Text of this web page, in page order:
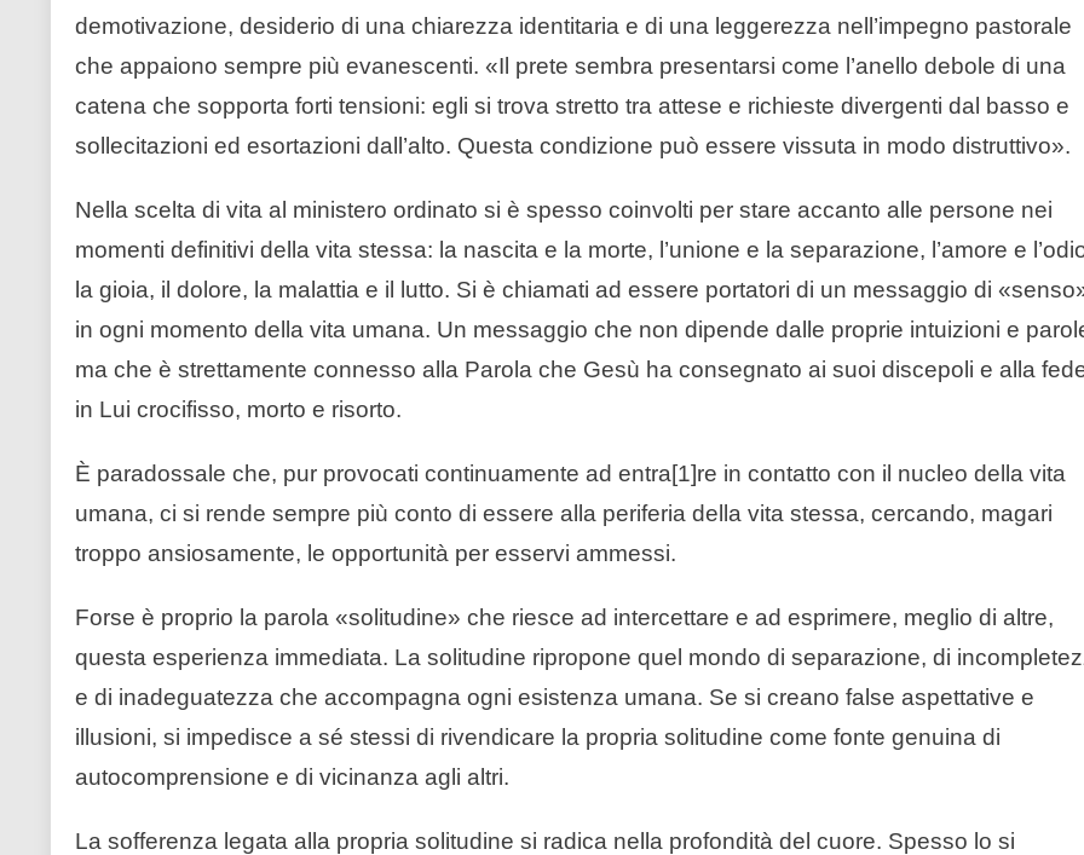
demotivazione, desiderio di una chiarezza identitaria e di una leggerezza nell’impegno pastorale
che appaiono sempre più evanescenti. «Il prete sembra presentarsi come l’anello debole di una
catena che sopporta forti tensioni: egli si trova stretto tra attese e richieste divergenti dal basso e
sollecitazioni ed esortazioni dall’alto. Questa condizione può essere vissuta in modo distruttivo».
Nella scelta di vita al ministero ordinato si è spesso coinvolti per stare accanto alle persone nei
momenti definitivi della vita stessa: la nascita e la morte, l’unione e la separazione, l’amore e
la gioia, il dolore, la malattia e il lutto. Si è chiamati ad essere portatori di un messaggio di
in ogni momento della vita umana. Un messaggio che non dipende dalle proprie intuizioni e
ma che è strettamente connesso alla Parola che Gesù ha consegnato ai suoi discepoli e alla
in Lui crocifisso, morto e risorto.
È paradossale che, pur provocati continuamente ad entra[1]re in contatto con il nucleo della vita
umana, ci si rende sempre più conto di essere alla periferia della vita stessa, cercando, magari
troppo ansiosamente, le opportunità per esservi ammessi.
Forse è proprio la parola «solitudine» che riesce ad intercettare e ad esprimere, meglio di altre,
questa esperienza immediata. La solitudine ripropone quel mondo di separazione, di
e di inadeguatezza che accompagna ogni esistenza umana. Se si creano false aspettative e
illusioni, si impedisce a sé stessi di rivendicare la propria solitudine come fonte genuina di
autocomprensione e di vicinanza agli altri.
La sofferenza legata alla propria solitudine si radica nella profondità del cuore. Spesso lo si